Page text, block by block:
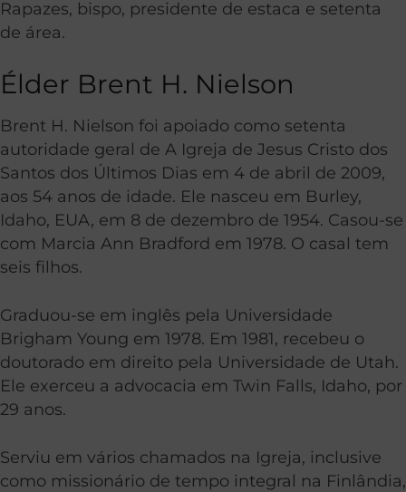
Rapazes, bispo, presidente de estaca e setenta
de área.
Élder Brent H. Nielson
Brent H. Nielson foi apoiado como setenta
autoridade geral de A Igreja de Jesus Cristo dos
Santos dos Últimos Dias em 4 de abril de 2009,
aos 54 anos de idade. Ele nasceu em Burley,
Idaho, EUA, em 8 de dezembro de 1954. Casou-se
com Marcia Ann Bradford em 1978. O casal tem
seis filhos.
Graduou-se em inglês pela Universidade
Brigham Young em 1978. Em 1981, recebeu o
doutorado em direito pela Universidade de Utah.
Ele exerceu a advocacia em Twin Falls, Idaho, por
29 anos.
Serviu em vários chamados na Igreja, inclusive
como missionário de tempo integral na Finlândia,